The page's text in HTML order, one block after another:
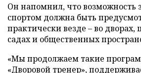
Он напомнил, что возможность
спортом должна быть
практически везде – во дворах,
садах и общественных
«Мы продолжаем такие
«Дворовой тренер»,